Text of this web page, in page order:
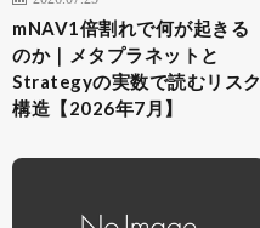
mNAV1倍割れで何が起きる
のか｜メタプラネットと
Strategyの実数で読むリスク
構造【2026年7月】